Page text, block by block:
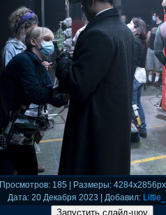
Просмотров: 185 | Размеры:
Дата: 20 Декабря 2023 | Добавил: